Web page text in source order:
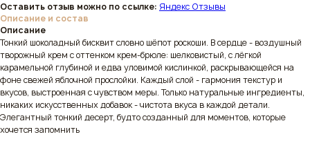
Оставить отзыв можно по ссылке: Яндекс Отзывы
Описание и состав
Описание
Тонкий шоколадный бисквит словно шёпот роскоши. В сердце - воздушный
творожный крем с оттенком крем-брюле: шелковистый, с лёгкой
карамельной глубиной и едва уловимой кислинкой, раскрывающейся на
фоне свежей яблочной прослойки. Каждый слой - гармония текстур и
вкусов, выстроенная с чувством меры. Только натуральные ингредиенты,
никаких искусственных добавок - чистота вкуса в каждой детали.
Элегантный тонкий десерт, будто созданный для моментов, которые
хочется запомнить